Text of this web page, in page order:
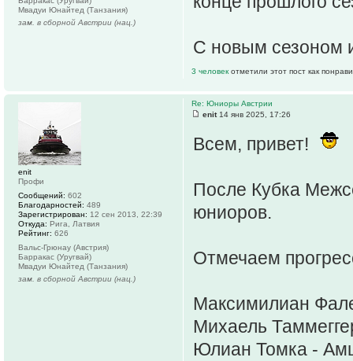
С новым сезоном
3 человек отметили этот пост как
Мвадуи Юнайтед (Танзания)
зам. в сборной Австрии (нац.)
Re: Юниоры Австрии
enit14 янв 2025, 17:26
Всем, привет!
После Кубка
юниоров.
Отмечаем
Максимилиан
Михаель
Юлиан Томка -
enit
Профи
Сообщений: 602
Благодарностей: 489
Зарегистрирован: 12 сен 2013, 22:39
Откуда: Рига, Латвия
Рейтинг: 626
Вальс-Грюнау (Австрия)
Барракас (Уругвай)
Мвадуи Юнайтед (Танзания)
зам. в сборной Австрии (нац.)